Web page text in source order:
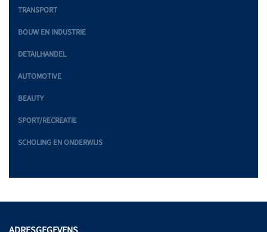
TRANSPORT
BOUW EN INDUSTRIE
DETAILHANDEL
AUTOMOTIVE
BEAUTY
SPORT/RECREATIE
SCHOLING EN ONDERWIJS